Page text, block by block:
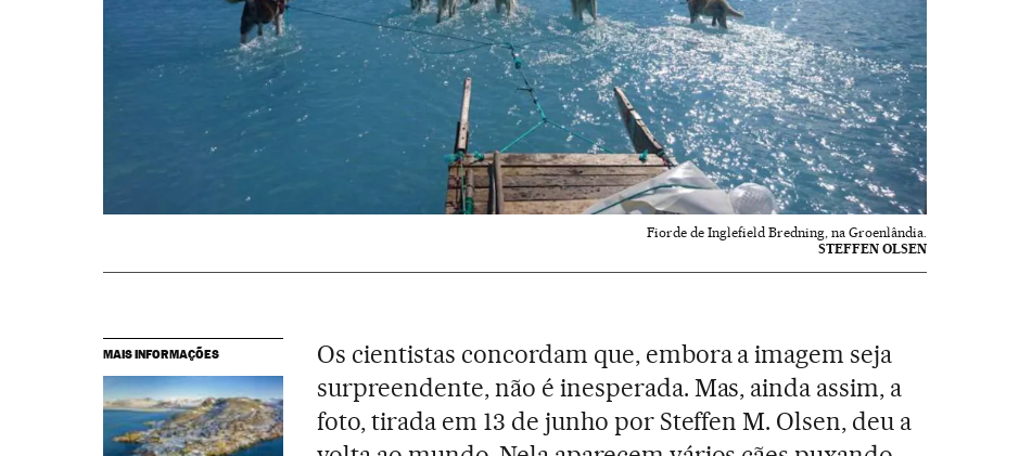
Fiorde de Inglefield Bredning, na Groenlândia.
STEFFEN OLSEN
MAIS INFORMAÇÕES
Os cientistas concordam que, embora a imagem seja
surpreendente, não é inesperada. Mas, ainda assim, a
foto, tirada em 13 de junho por Steffen M. Olsen, deu a